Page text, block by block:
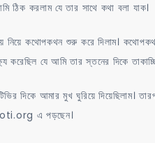
ঠিক করলাম যে তার সাথে কথা বলা যাক।
নিয়ে কথোপকথন শুরু করে দিলাম।
করেছিল যে আমি তার স্তনের দিকে
দিকে আমার মুখ ঘুরিয়ে দিয়েছিলাম।
এ পড়ছেন।